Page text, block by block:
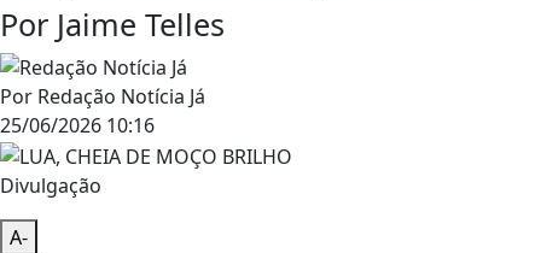
Por Jaime Telles
Por Redação Notícia Já
25/06/2026 10:16
Divulgação
A-